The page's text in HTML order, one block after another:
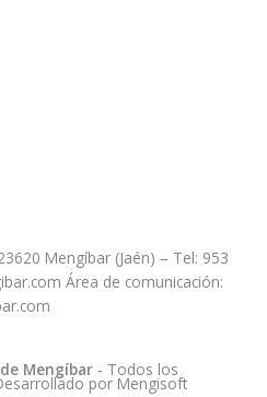
Mengíbar (Jaén) – Tel: 953
Área de comunicación:
Mengíbar - Todos los
por Mengisoft